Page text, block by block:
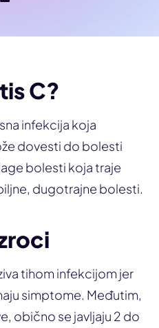
C?
infekcija koja
dovesti do bolesti
bolesti koja traje
dugotrajne bolesti.
tihom infekcijom jer
simptome. Međutim,
obično se javljaju 2 do